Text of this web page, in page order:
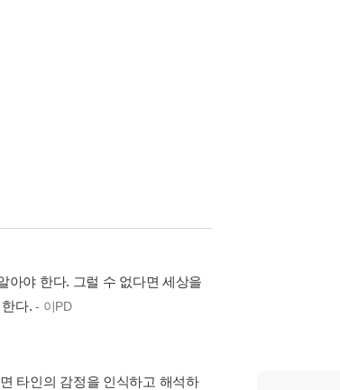
아야 한다. 그럴 수 없다면 세상을
한다.- 이PD
타인의 감정을 인식하고 해석하